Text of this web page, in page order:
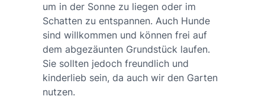
um in der Sonne zu liegen oder im
Schatten zu entspannen. Auch Hunde
sind willkommen und können frei auf
dem abgezäunten Grundstück laufen.
Sie sollten jedoch freundlich und
kinderlieb sein, da auch wir den Garten
nutzen.